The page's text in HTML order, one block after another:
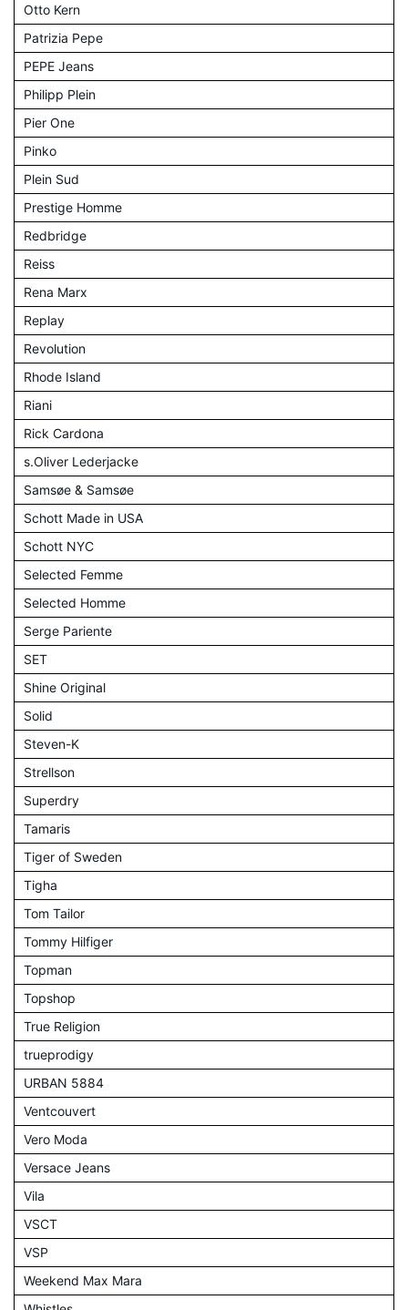
Otto Kern
Patrizia Pepe
PEPE Jeans
Philipp Plein
Pier One
Pinko
Plein Sud
Prestige Homme
Redbridge
Reiss
Rena Marx
Replay
Revolution
Rhode Island
Riani
Rick Cardona
s.Oliver Lederjacke
Samsøe & Samsøe
Schott Made in USA
Schott NYC
Selected Femme
Selected Homme
Serge Pariente
SET
Shine Original
Solid
Steven-K
Strellson
Superdry
Tamaris
Tiger of Sweden
Tigha
Tom Tailor
Tommy Hilfiger
Topman
Topshop
True Religion
trueprodigy
URBAN 5884
Ventcouvert
Vero Moda
Versace Jeans
Vila
VSCT
VSP
Weekend Max Mara